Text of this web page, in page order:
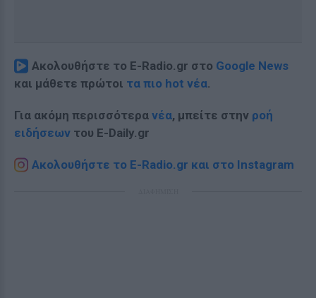
Ακολουθήστε το E-Radio.gr στο Google News
και μάθετε πρώτοι τα πιο hot νέα.
Για ακόμη περισσότερα νέα, μπείτε στην ροή
ειδήσεων του E-Daily.gr
Ακολουθήστε το E-Radio.gr και στο Instagram